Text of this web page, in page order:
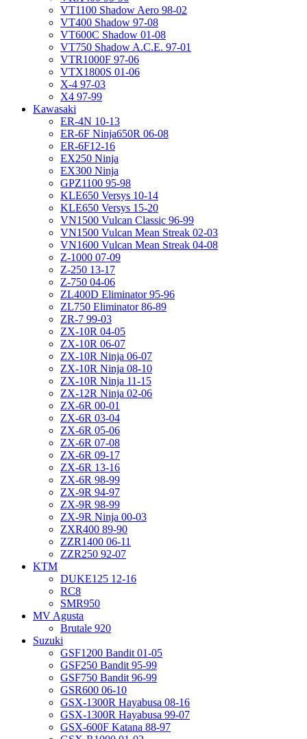
VT1100 Shadow Aero 98-02
VT400 Shadow 97-08
VT600C Shadow 01-08
VT750 Shadow A.C.E. 97-01
VTR1000F 97-06
VTX1800S 01-06
X-4 97-03
X4 97-99
Kawasaki
ER-4N 10-13
ER-6F Ninja650R 06-08
ER-6F12-16
EX250 Ninja
EX300 Ninja
GPZ1100 95-98
KLE650 Versys 10-14
KLE650 Versys 15-20
VN1500 Vulcan Classic 96-99
VN1500 Vulcan Mean Streak 02-03
VN1600 Vulcan Mean Streak 04-08
Z-1000 07-09
Z-250 13-17
Z-750 04-06
ZL400D Eliminator 95-96
ZL750 Eliminator 86-89
ZR-7 99-03
ZX-10R 04-05
ZX-10R 06-07
ZX-10R Ninja 06-07
ZX-10R Ninja 08-10
ZX-10R Ninja 11-15
ZX-12R Ninja 02-06
ZX-6R 00-01
ZX-6R 03-04
ZX-6R 05-06
ZX-6R 07-08
ZX-6R 09-17
ZX-6R 13-16
ZX-6R 98-99
ZX-9R 94-97
ZX-9R 98-99
ZX-9R Ninja 00-03
ZXR400 89-90
ZZR1400 06-11
ZZR250 92-07
KTM
DUKE125 12-16
RC8
SMR950
MV Agusta
Brutale 920
Suzuki
GSF1200 Bandit 01-05
GSF250 Bandit 95-99
GSF750 Bandit 96-99
GSR600 06-10
GSX-1300R Hayabusa 08-16
GSX-1300R Hayabusa 99-07
GSX-600F Katana 88-97